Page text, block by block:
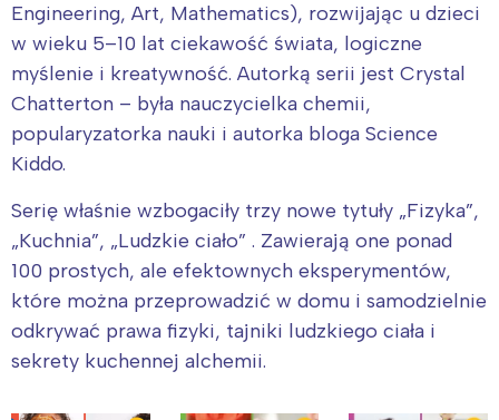
Engineering, Art, Mathematics), rozwijając u dzieci
w wieku 5–10 lat ciekawość świata, logiczne
myślenie i kreatywność. Autorką serii jest Crystal
Chatterton – była nauczycielka chemii,
popularyzatorka nauki i autorka bloga Science
Kiddo.
Serię właśnie wzbogaciły trzy nowe tytuły „Fizyka”,
„Kuchnia”, „Ludzkie ciało” . Zawierają one ponad
100 prostych, ale efektownych eksperymentów,
które można przeprowadzić w domu i samodzielnie
odkrywać prawa fizyki, tajniki ludzkiego ciała i
sekrety kuchennej alchemii.
Łódź
Trójmiasto
Poznań
Wrocław
Kraków
Południe
Północ
Wszystkie